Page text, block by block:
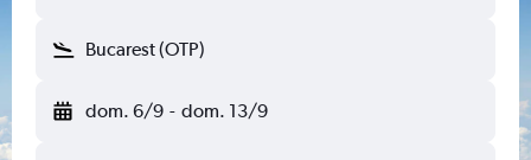
Bucarest (OTP)
dom. 6/9 - dom. 13/9